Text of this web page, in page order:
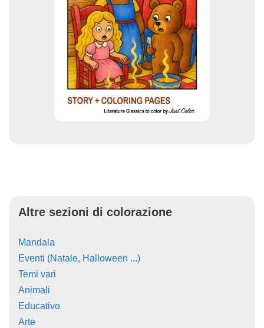
Altre sezioni di colorazione
Mandala
Eventi (Natale, Halloween ...)
Temi vari
Animali
Educativo
Arte